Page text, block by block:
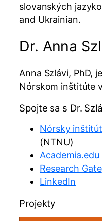
slovanských
and Ukrainian.
Dr. Anna
Anna Szlávi, PhD,
Nórskom inštitúte
Spojte sa s Dr.
Nórsky
(NTNU)
Academia.edu
Research Gate
LinkedIn
Projekty